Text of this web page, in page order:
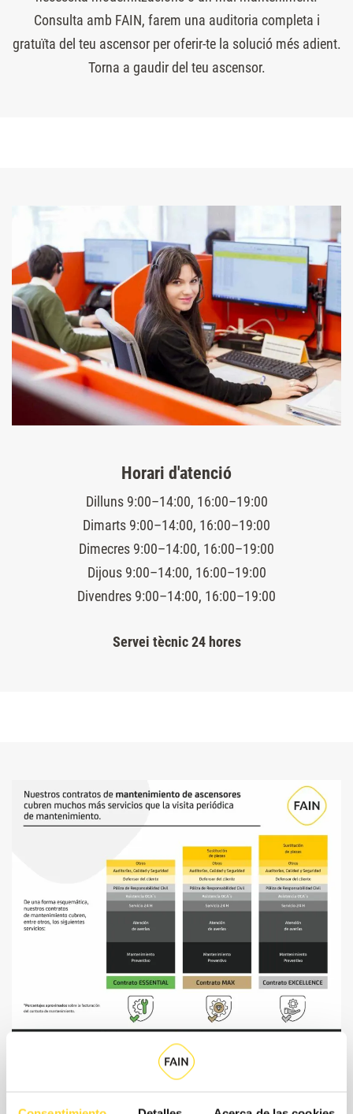
Consulta amb FAIN, farem una auditoria completa i
gratuïta del teu ascensor per oferir-te la solució més adient.
Torna a gaudir del teu ascensor.
Horari d'atenció
Dilluns 9:00–14:00, 16:00–19:00
Dimarts 9:00–14:00, 16:00–19:00
Dimecres 9:00–14:00, 16:00–19:00
Dijous 9:00–14:00, 16:00–19:00
Divendres 9:00–14:00, 16:00–19:00
Servei tècnic 24 hores